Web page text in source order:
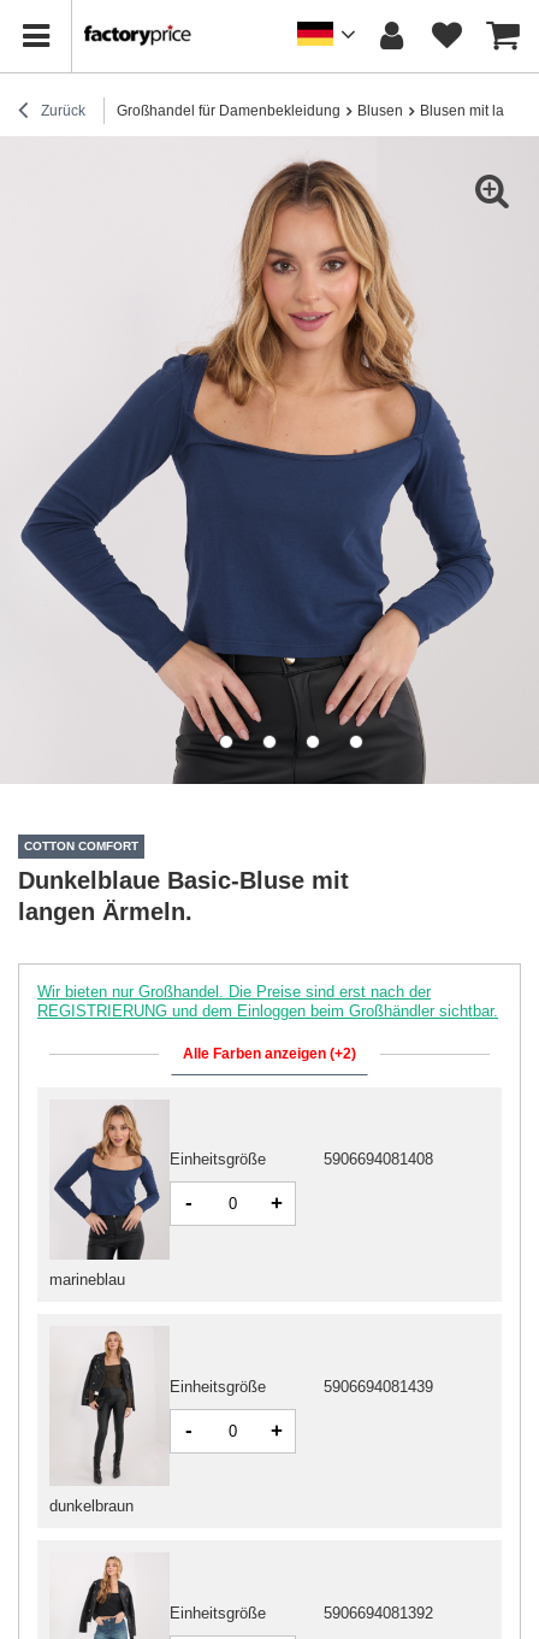
Zurück Großhandel für Damenbekleidung Blusen Blusen mit
COTTON COMFORT
Dunkelblaue Basic-Bluse mit
langen Ärmeln.
Wir bieten nur Großhandel. Die Preise sind erst nach der
REGISTRIERUNG und dem Einloggen beim Großhändler sichtbar.
Alle Farben anzeigen (+2)
marineblau
Einheitsgröße 5906694081408
- +
dunkelbraun
Einheitsgröße 5906694081439
- +
Einheitsgröße 5906694081392